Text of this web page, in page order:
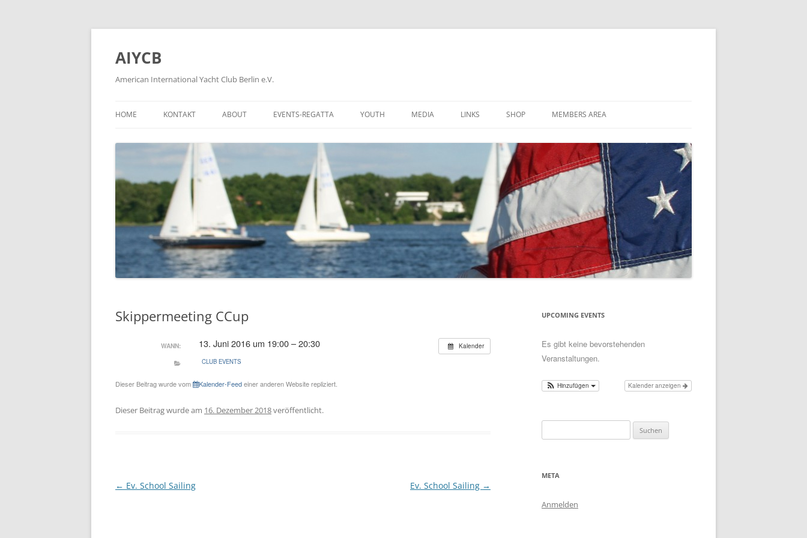
Zum
AIYCB
American International Yacht Club Berlin e.V.
HOME KONTAKT ABOUT
WIE WIRD MAN CLUBMITGLIED
HISTORY OF GROUNDS
FORMER MEMBERS OF AYCB
PLEASE KLICK HERE
EVENTS-REGATTA
DONNERSTAGSREGATTA
FERIENREGATTA
BERLINER REGATTAKALENDER
YARDSTICKLISTE W/UH
YARDSTICKZAHLEN DSV
YOUTH MEDIA LINKS SHOP MEMBERS AREA
Skippermeeting CCup
Kalender
WANN: 13. Juni 2016 um 19:00 – 20:30
CLUB EVENTS
Dieser Beitrag wurde vom Kalender-Feedeiner anderen Website repliziert.
Dieser Beitrag wurde am 16. Dezember 2018veröffentlicht.
Beitragsnavigation
← Ev. School Sailing Ev. School Sailing →
UPCOMING EVENTS
Es gibt keine bevorstehenden
Veranstaltungen.
Kalender anzeigen
Hinzufügen
nach:
META
Anmelden